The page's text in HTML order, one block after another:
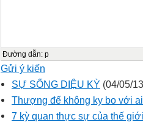
Đường dẫn: p
Gửi ý kiến
SỰ SỐNG DIỆU KỲ (04/05/
Thượng đế không ky bo với
7 kỳ quan thực sự của thế giới